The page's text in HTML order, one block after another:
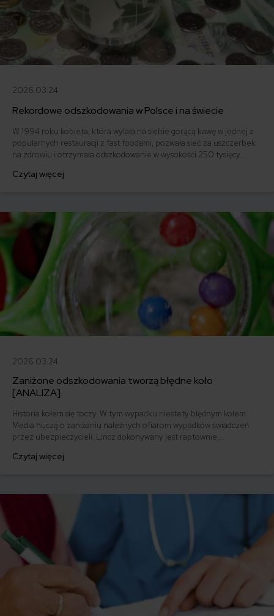
2026.03.24
Rekordowe odszkodowania w Polsce i na świecie
W 1994 roku kobieta, która wylała na siebie gorącą kawę w jednej z
popularnych restauracji z fast foodami, pozwała sieć za uszczerbek
na zdrowiu i otrzymała odszkodowanie w wysokości 250 tysięcy
przeciętnego obywatela kraju rozwiniętego gospodarczo –
Czytaj więcej
2026.03.24
Zaniżone odszkodowania tworzą błędne koło
[ANALIZA]
Historia kołem się toczy. W tym wypadku niestety błędnym kołem.
Media huczą o zaniżaniu należnych ofiarom wypadków świadczeń
przez ubezpieczycieli. Lincz dokonywany jest raptownie,
błędnego koła kręcą się nie tylko głośne sprawy rażącego zaniżenia
Czytaj więcej